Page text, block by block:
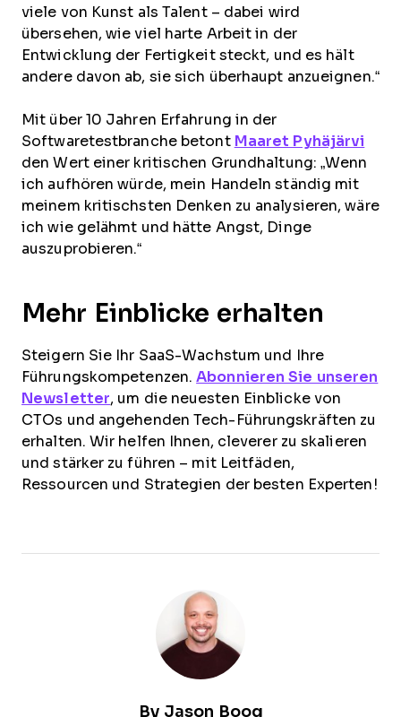
viele von Kunst als Talent – dabei wird
übersehen, wie viel harte Arbeit in der
Entwicklung der Fertigkeit steckt, und es hält
andere davon ab, sie sich überhaupt anzueignen.“
Mit über 10 Jahren Erfahrung in der
Softwaretestbranche betont Maaret Pyhäjärvi
den Wert einer kritischen Grundhaltung: „Wenn
ich aufhören würde, mein Handeln ständig mit
meinem kritischsten Denken zu analysieren, wäre
ich wie gelähmt und hätte Angst, Dinge
auszuprobieren.“
Mehr Einblicke erhalten
Steigern Sie Ihr SaaS-Wachstum und Ihre
Führungskompetenzen.Abonnieren Sie unseren
Newsletter, um die neuesten Einblicke von
CTOs und angehenden Tech-Führungskräften zu
erhalten. Wir helfen Ihnen, cleverer zu skalieren
und stärker zu führen – mit Leitfäden,
Ressourcen und Strategien der besten Experten!
By Jason Boog